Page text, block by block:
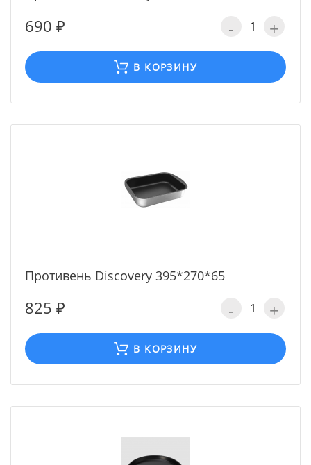
690 ₽ - +
В КОРЗИНУ
Противень Discovery 395*270*65
825 ₽ - +
В КОРЗИНУ